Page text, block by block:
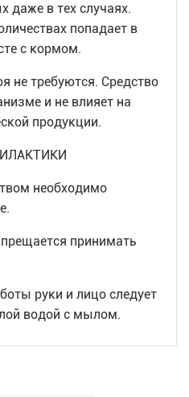
даже в тех случаях.
попадает в
с кормом.
не требуются. Средство
и не влияет на
продукции.
необходимо
принимать
руки и лицо следует
водой с мылом.